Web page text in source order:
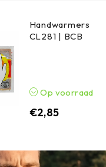
Handwarmers
CL281 | BCB
Op voorraad
€2,85